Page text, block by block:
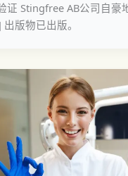
证 Stingfree AB公司自豪
版物已出版。